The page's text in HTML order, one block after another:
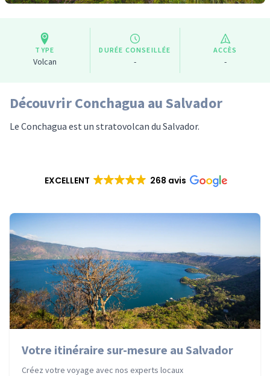
TYPE
Volcan
DURÉE CONSEILLÉE
-
ACCÈS
-
Découvrir Conchagua au Salvador
Le Conchagua est un stratovolcan du Salvador.
EXCELLENT 268 avis
Votre itinéraire sur-mesure au Salvador
Créez votre voyage avec nos experts locaux